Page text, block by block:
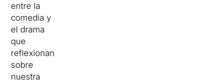
entre la
comedia y
el drama
que
reflexionan
sobre
nuestra